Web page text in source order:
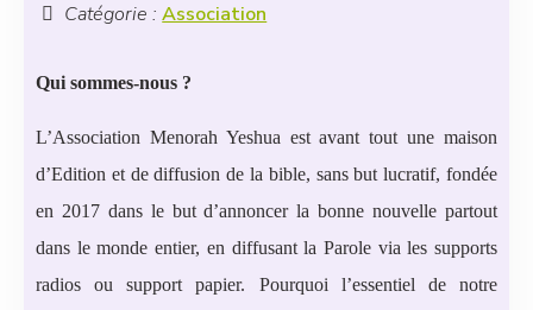
Catégorie :Association
Qui sommes-nous ?
L’Association Menorah Yeshua est avant tout une maison
d’Edition et de diffusion de la bible, sans but lucratif, fondée
en 2017 dans le but d’annoncer la bonne nouvelle partout
dans le monde entier, en diffusant la Parole via les supports
radios ou support papier. Pourquoi l’essentiel de notre